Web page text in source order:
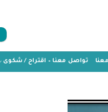
تواصل معنا – اقتراح / شكوى